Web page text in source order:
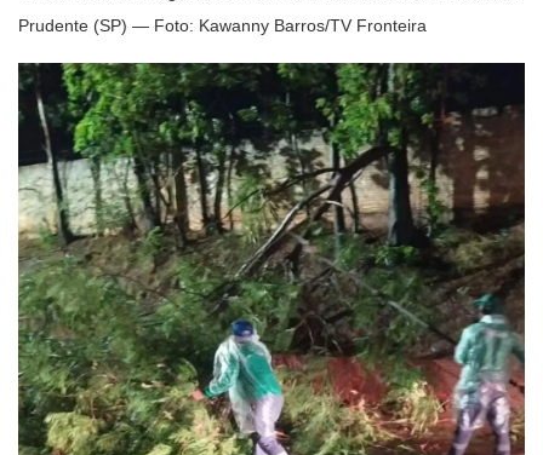
Prudente (SP) — Foto: Kawanny Barros/TV Fronteira